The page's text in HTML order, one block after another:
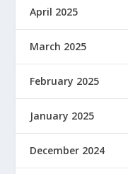
April 2025
March 2025
February 2025
January 2025
December 2024